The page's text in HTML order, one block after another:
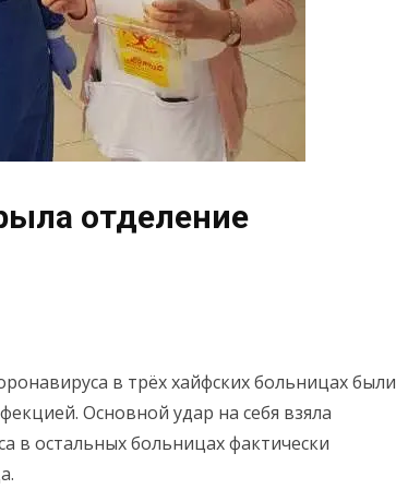
отделение
в трёх хайфских больницах были
Основной удар на себя взяла
в остальных больницах фактически